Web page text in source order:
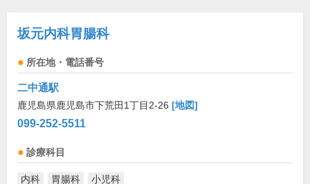
坂元内科胃腸科
所在地・電話番号
二中通駅
鹿児島県鹿児島市下荒田1丁目2-26 [地図]
099-252-5511
診療科目
内科 胃腸科 小児科